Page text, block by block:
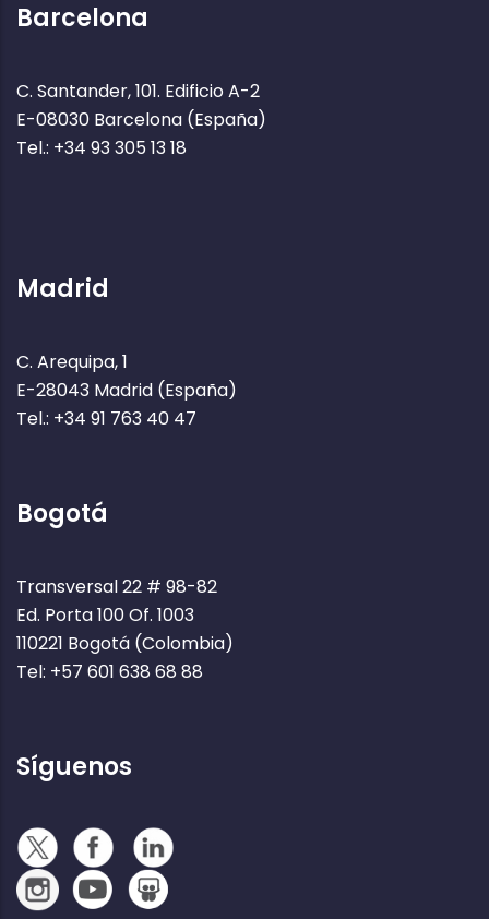
Barcelona
C. Santander, 101. Edificio A-2
E-08030 Barcelona (España)
Tel.: +34 93 305 13 18
Madrid
C. Arequipa, 1
E-28043 Madrid (España)
Tel.: +34 91 763 40 47
Bogotá
Transversal 22 # 98-82
Ed. Porta 100 Of. 1003
110221 Bogotá (Colombia)
Tel: +57 601 638 68 88
Síguenos